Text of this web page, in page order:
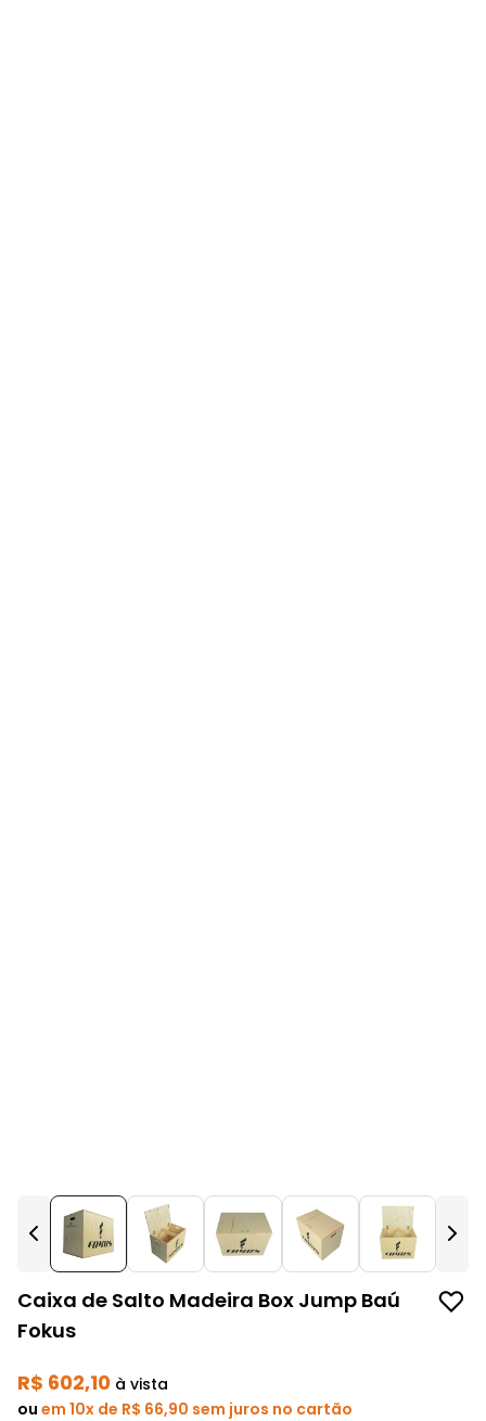
Caixa de Salto Madeira Box Jump Baú
Fokus
R$ 602,10 à vista
ou em 10x de R$ 66,90 sem juros no cartão